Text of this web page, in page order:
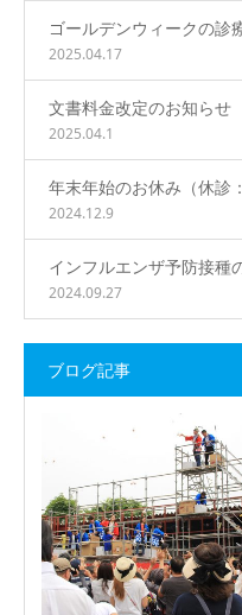
ゴールデンウィークの診
2025.04.17
文書料金改定のお知らせ
2025.04.1
年末年始のお休み（休診
2024.12.9
インフルエンザ予防接種
2024.09.27
ブログ記事